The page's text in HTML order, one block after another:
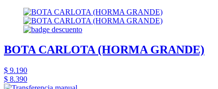
BOTA CARLOTA (HORMA GRANDE)
$ 9.190
$ 8.390